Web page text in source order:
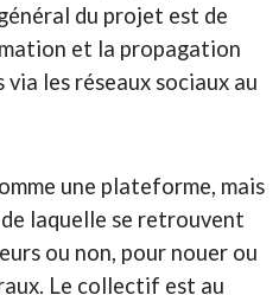
du projet est de
et la propagation
les réseaux sociaux au
une plateforme, mais
laquelle se retrouvent
ou non, pour nouer ou
Le collectif est au